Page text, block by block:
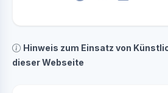
Hinweis zum Einsatz von
dieser Webseite